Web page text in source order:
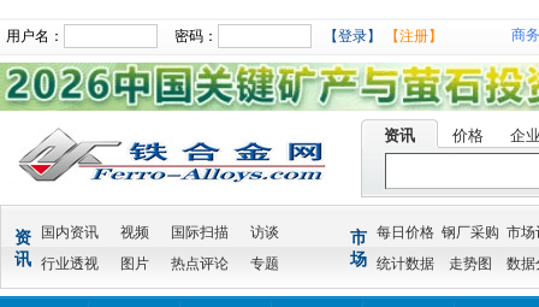
用户名： 密码： 【登录】 【注册】 商
资讯 价格 企
资
讯
国内资讯 视频 国际扫描
访谈
行业透视
图片 热点评论 专题
市
场
每日价格 钢厂采购 市场
统计数据
走势图 数据